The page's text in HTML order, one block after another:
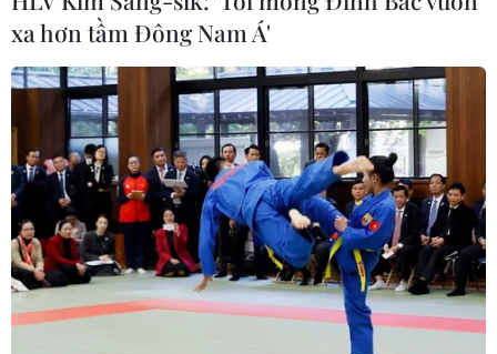
Pháp khẳng định đủ nguồn cung khí đốt
cho mùa Đông năm nay
09/10/2023 12:36
xa hơn tầm Đông Nam Á'